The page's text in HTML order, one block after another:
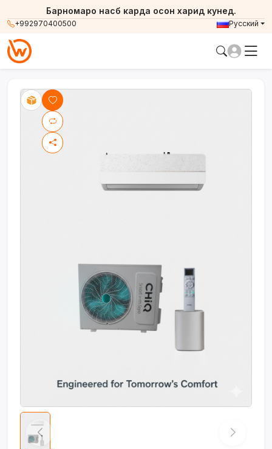
+992970400500
Барномаро насб карда осон харид кунед.
Русский